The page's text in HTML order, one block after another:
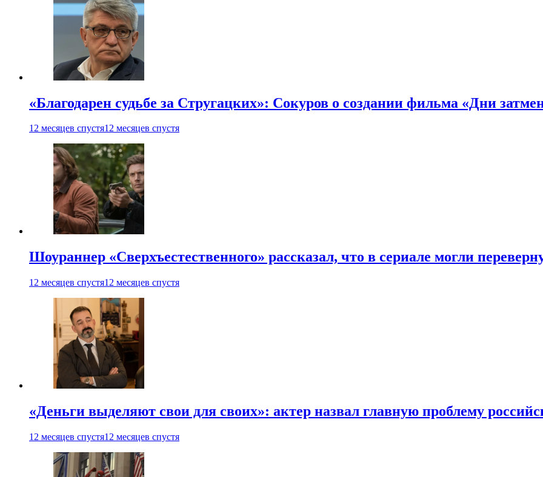
«Благодарен судьбе за Стругацких»: Сокуров о создании фильма «Дни
12 месяцев спустя12 месяцев спустя
Шоураннер «Сверхъестественного» рассказал, что в сериале могли
12 месяцев спустя12 месяцев спустя
«Деньги выделяют свои для своих»: актер назвал главную проблему
12 месяцев спустя12 месяцев спустя